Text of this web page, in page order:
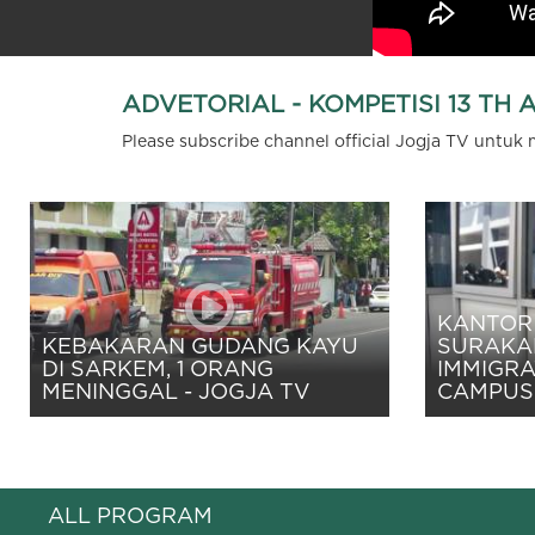
ADVETORIAL - KOMPETISI 13 TH
Please subscribe channel official Jogja TV
KEBAKARAN GUDANG KAYU
DI SARKEM, 1 ORANG
MENINGGAL - JOGJA TV
ALL PROGRAM